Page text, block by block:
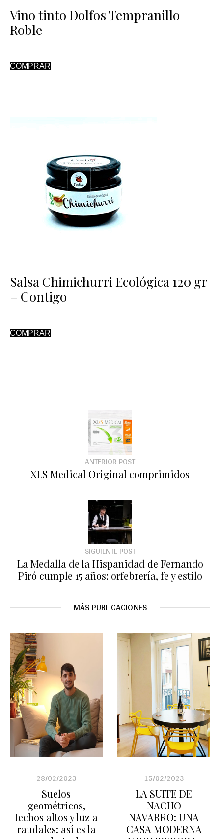
Vino tinto Dolfos Tempranillo
Roble
COMPRAR
Salsa Chimichurri Ecológica 120 gr
– Contigo
COMPRAR
ANTERIOR POST
XLS Medical Original comprimidos
SIGUIENTE POST
La Medalla de la Hispanidad de Fernando
Piró cumple 15 años: orfebrería, fe y estilo
MÁS PUBLICACIONES
28/02/2023
Suelos
geométricos,
techos altos y luz a
raudales: así es la
15/02/2023
LA SUITE DE
NACHO
NAVARRO: UNA
CASA MODERNA